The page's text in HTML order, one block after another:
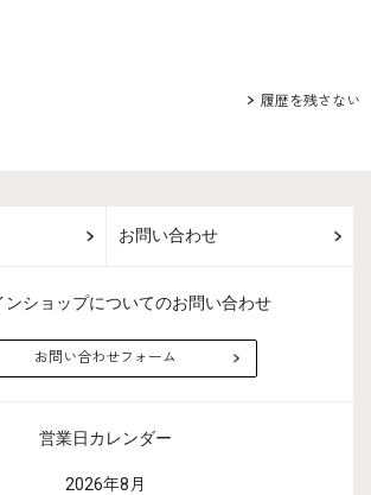
履歴を残さない
お問い合わせ
ンショップについてのお問い合わせ
お問い合わせフォーム
営業日カレンダー
2026年8月